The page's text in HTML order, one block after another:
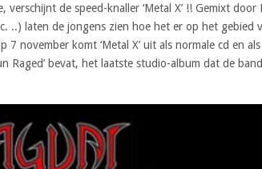
verschijnt de speed-knaller ‘Metal X’ !! Gemixt door
..) laten de jongens zien hoe het er op het gebied
7 november komt ‘Metal X’ uit als normale cd en
Raged’ bevat, het laatste studio-album dat de band